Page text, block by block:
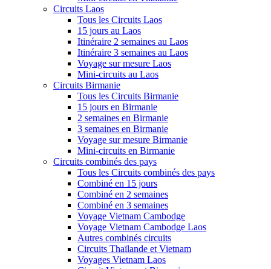
Circuits Laos
Tous les Circuits Laos
15 jours au Laos
Itinéraire 2 semaines au Laos
Itinéraire 3 semaines au Laos
Voyage sur mesure Laos
Mini-circuits au Laos
Circuits Birmanie
Tous les Circuits Birmanie
15 jours en Birmanie
2 semaines en Birmanie
3 semaines en Birmanie
Voyage sur mesure Birmanie
Mini-circuits en Birmanie
Circuits combinés des pays
Tous les Circuits combinés des pays
Combiné en 15 jours
Combiné en 2 semaines
Combiné en 3 semaines
Voyage Vietnam Cambodge
Voyage Vietnam Cambodge Laos
Autres combinés circuits
Circuits Thaïlande et Vietnam
Voyages Vietnam Laos